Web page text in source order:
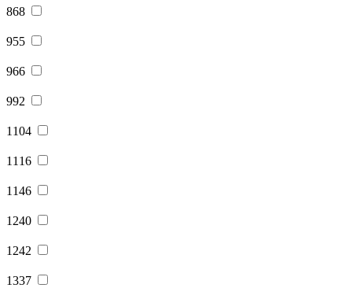
868
955
966
992
1104
1116
1146
1240
1242
1337